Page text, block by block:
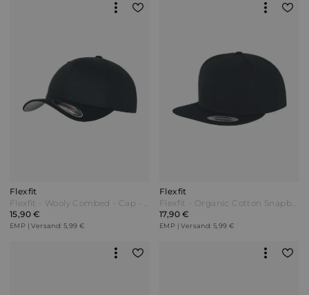
Flexfit
Flexfit - Wooly Combed - Cap - schwarz
15,90 €
EMP | Versand: 5,99 €
Flexfit
Flexfit - Organic Cotton Snapback - Cap - schwarz
17,90 €
EMP | Versand: 5,99 €